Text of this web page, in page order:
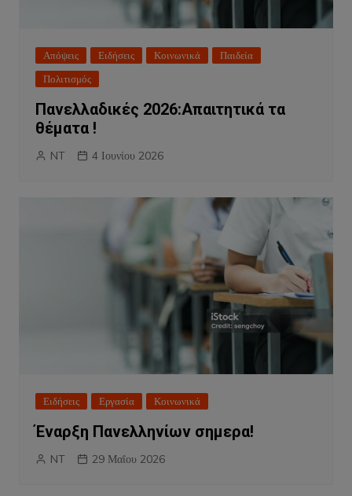
Απόψεις Ειδήσεις Κοινωνικά
Παιδεία
Πολιτισμός
Πανελλαδικές 2026:Απαιτητικά τα
θέματα !
NT 4 Ιουνίου 2026
Ειδήσεις Εργασία Κοινωνικά
Έναρξη Πανελληνίων σημερα!
NT 29 Μαΐου 2026